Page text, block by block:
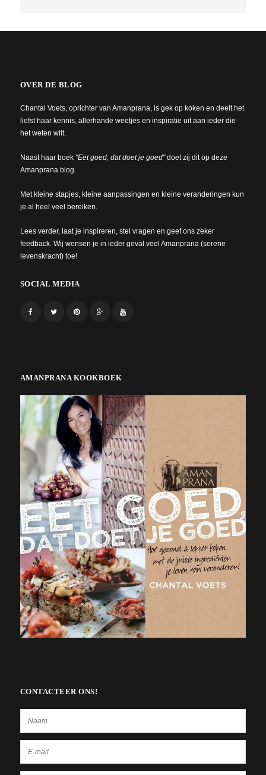
OVER DE BLOG
Chantal Voets, oprichter van Amanprana, is gek op koken en deelt het
liefst haar kennis, allerhande weetjes en inspiratie uit aan ieder die
het weten wilt.
Naast haar boek "Eet goed, dat doet je goed"doet zij dit op deze
Amanprana blog.
Met kleine stapjes, kleine aanpassingen en kleine veranderingen kun
je al heel veel bereiken.
Lees verder, laat je inspireren, stel vragen en geef ons zeker
feedback. Wij wensen je in ieder geval veel Amanprana (serene
levenskracht) toe!
SOCIAL MEDIA
AMANPRANA KOOKBOEK
CONTACTEER ONS!